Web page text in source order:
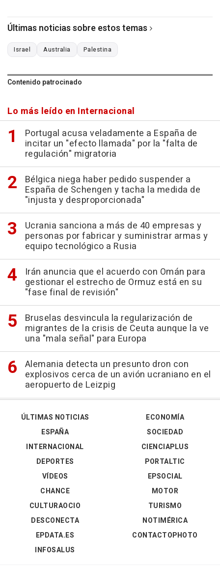
Últimas noticias sobre estos temas
Israel Australia Palestina
Contenido patrocinado
Lo más leído en Internacional
Portugal acusa veladamente a España de
incitar un "efecto llamada" por la "falta de
regulación" migratoria
Bélgica niega haber pedido suspender a
España de Schengen y tacha la medida de
"injusta y desproporcionada"
Ucrania sanciona a más de 40 empresas y
personas por fabricar y suministrar armas y
equipo tecnológico a Rusia
Irán anuncia que el acuerdo con Omán para
gestionar el estrecho de Ormuz está en su
"fase final de revisión"
Bruselas desvincula la regularización de
migrantes de la crisis de Ceuta aunque la ve
una "mala señal" para Europa
Alemania detecta un presunto dron con
explosivos cerca de un avión ucraniano en el
aeropuerto de Leizpig
ÚLTIMAS NOTICIAS
ESPAÑA
INTERNACIONAL
DEPORTES
VÍDEOS
ECONOMÍA
SOCIEDAD
CIENCIAPLUS
PORTALTIC
EPSOCIAL
CHANCE
CULTURAOCIO
DESCONECTA
EPDATA.ES
INFOSALUS
MOTOR
TURISMO
NOTIMÉRICA
CONTACTOPHOTO